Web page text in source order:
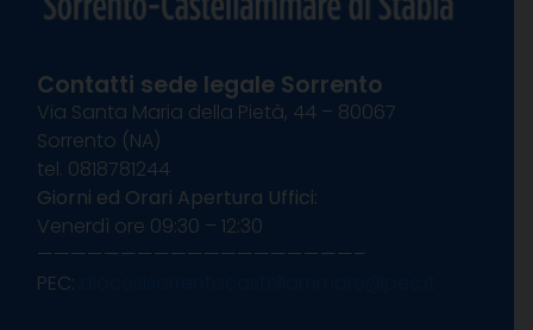
Contatti sede legale Sorrento
Via Santa Maria della Pietà, 44 – 80067
Sorrento (NA)
tel. 0818781244
Giorni ed Orari Apertura Uffici:
Venerdì ore 09:30 – 12:30
———————————————————–
PEC: